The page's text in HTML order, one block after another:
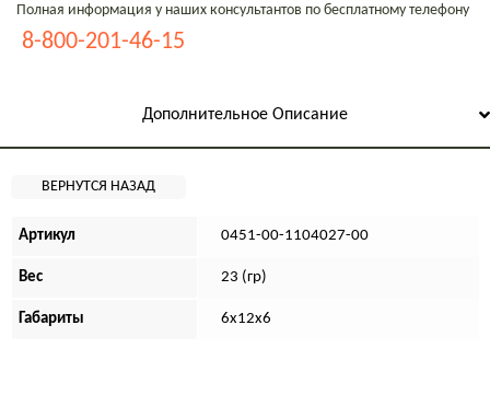
Полная информация у наших консультантов по бесплатному телефону
8-800-201-46-15
Дополнительное Описание
Артикул 0451-00-1104027-00
Вес 23 (гр)
Габариты 6х12х6